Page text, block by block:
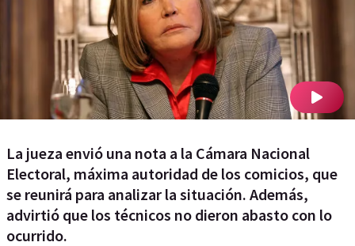
La jueza envió una nota a la Cámara Nacional
Electoral, máxima autoridad de los comicios, que
se reunirá para analizar la situación. Además,
advirtió que los técnicos no dieron abasto con lo
ocurrido.